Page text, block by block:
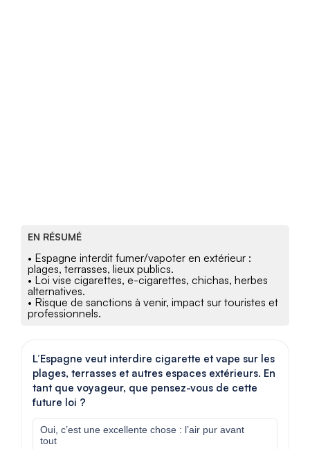
EN RÉSUMÉ
• Espagne interdit fumer/vapoter en extérieur :
plages, terrasses, lieux publics.
• Loi vise cigarettes, e-cigarettes, chichas, herbes
alternatives.
• Risque de sanctions à venir, impact sur touristes et
professionnels.
L’Espagne veut interdire cigarette et vape sur les
plages, terrasses et autres espaces extérieurs. En
tant que voyageur, que pensez-vous de cette
future loi ?
Oui, c’est une excellente chose : l’air pur avant
tout